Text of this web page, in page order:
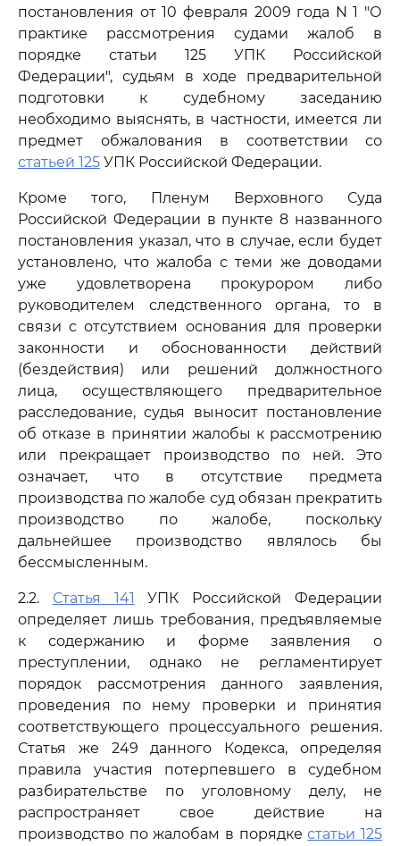
постановления от 10 февраля 2009 года N 1 "О
практике рассмотрения судами жалоб в
порядке статьи 125 УПК Российской
Федерации", судьям в ходе предварительной
подготовки к судебному заседанию
необходимо выяснять, в частности, имеется ли
предмет обжалования в соответствии со
статьей 125 УПК Российской Федерации.
Кроме того, Пленум Верховного Суда
Российской Федерации в пункте 8 названного
постановления указал, что в случае, если будет
установлено, что жалоба с теми же доводами
уже удовлетворена прокурором либо
руководителем следственного органа, то в
связи с отсутствием основания для проверки
законности и обоснованности действий
(бездействия) или решений должностного
лица, осуществляющего предварительное
расследование, судья выносит постановление
об отказе в принятии жалобы к рассмотрению
или прекращает производство по ней. Это
означает, что в отсутствие предмета
производства по жалобе суд обязан прекратить
производство по жалобе, поскольку
дальнейшее производство являлось бы
бессмысленным.
2.2. Статья 141 УПК Российской Федерации
определяет лишь требования, предъявляемые
к содержанию и форме заявления о
преступлении, однако не регламентирует
порядок рассмотрения данного заявления,
проведения по нему проверки и принятия
соответствующего процессуального решения.
Статья же 249 данного Кодекса, определяя
правила участия потерпевшего в судебном
разбирательстве по уголовному делу, не
распространяет свое действие на
производство по жалобам в порядкестатьи 125